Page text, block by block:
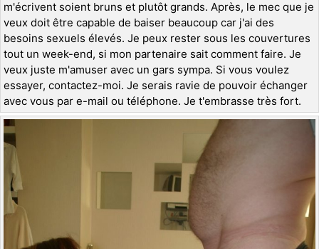
m'écrivent soient bruns et plutôt grands. Après, le mec que je
veux doit être capable de baiser beaucoup car j'ai des
besoins sexuels élevés. Je peux rester sous les couvertures
tout un week-end, si mon partenaire sait comment faire. Je
veux juste m'amuser avec un gars sympa. Si vous voulez
essayer, contactez-moi. Je serais ravie de pouvoir échanger
avec vous par e-mail ou téléphone. Je t'embrasse très fort.